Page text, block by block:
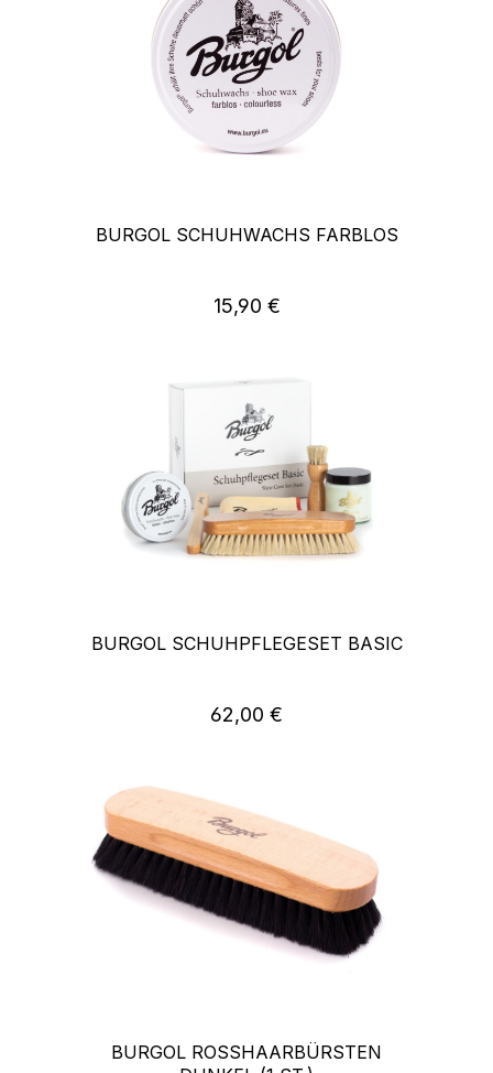
BURGOL SCHUHWACHS FARBLOS
Regulärer Preis:
15,90 €
BURGOL SCHUHPFLEGESET BASIC
Regulärer Preis:
62,00 €
BURGOL ROSSHAARBÜRSTEN